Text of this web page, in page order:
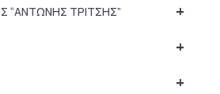
+
“ΑΝΤΩΝΗΣ ΤΡΙΤΣΗΣ”
+
+